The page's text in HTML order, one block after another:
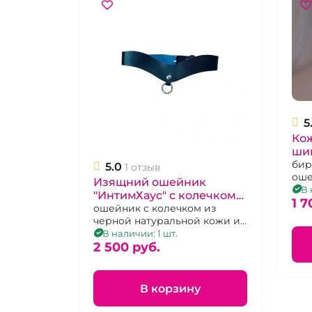
5.0 1 отзыв
Изящний ошейник
"ИнтимХаус" с колечком
под поводок
ошейник с колечком из
черной натуральной кожи и
синей замшей
В наличии: 1 шт.
2 500 pуб.
В корзину
В
1